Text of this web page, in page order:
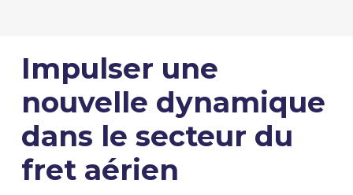
Impulser une
nouvelle dynamique
dans le secteur du
fret aérien